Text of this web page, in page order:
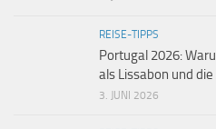
REISE-TIPPS
Portugal 2026:
als Lissabon und
3. JUNI 2026